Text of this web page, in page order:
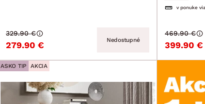
279.90 €
329.90 €
Nedostupné
v ponuke
399.90 €
469.90 €
ASKO TIP AKCIA